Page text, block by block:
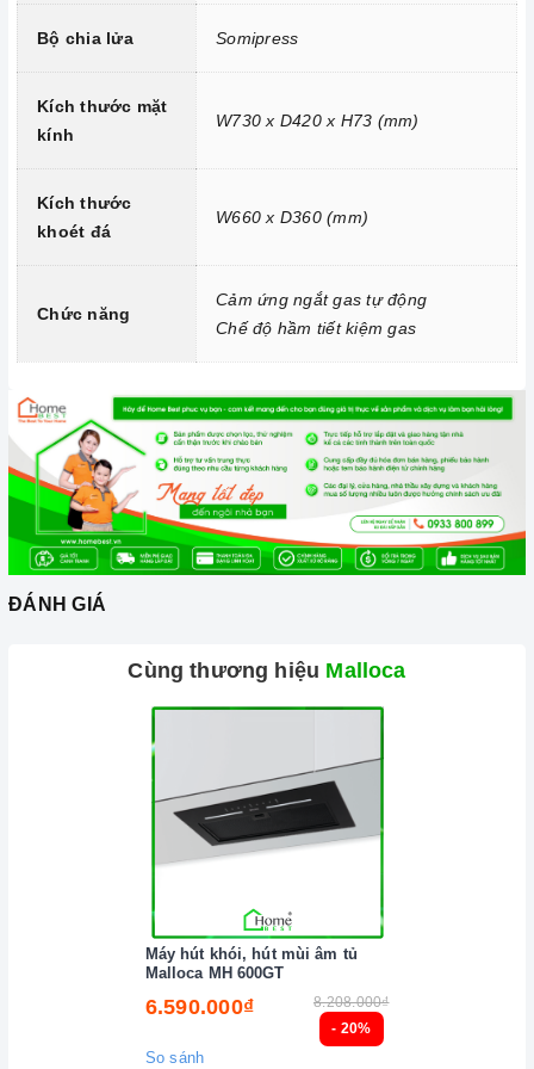
Chức năng ngắt gas tự động FFD
2. Một số lưu ý khi sử dụng sản phẩm
Lưu ý khi chọn nồi nấu
có thể nấu được tất cả các nồi với nhiều chất liệu
Cần chọn đáy nồi nhẵn và bằng phẳng, tránh những loại có
rãnh hoặc nồi đáy lõm.
Không sử dụng dụng cụ nấu ăn mỏng hoặc chất lượng thấp,
vì sẽ tạo ra rất nhiều tiếng ồn trong khi nấu, đồng thời dễ ảnh
hưởng không tốt đếnbếp gas.
Nên chọn nồi có đường kính đáy phù hợp với vùng nấu,
Đảm bảo đọc hướng dẫn sử dụng kèm theo để biết điện áp
và dòng điện yêu cầu cũng như các thông số kỹ thuật khác.
Làm theo hướng dẫn của nhà sản xuất.
Đặt bếp trên bề mặt phẳng, ổn định.
cảm ứng để tránh các mã lỗi và để tiết kiệm điện năng.
Bật bếp bằng cách vặn núm điều khiển, và thao tác vặn
Bộ chia lửa Somipress
Kích thước mặt
kính
W730 x D420 x H73 (mm)
Kích thước
khoét đá
W660 x D360 (mm)
Chức năng
Cảm ứng ngắt gas tự động
Chế độ hầm tiết kiệm gas
ĐÁNH GIÁ
Cùng thương hiệu Malloca
- 20%
Máy hút khói, hút mùi âm tủ
Malloca MH 600GT
6.590.000₫ 8.208.000₫
So sánh